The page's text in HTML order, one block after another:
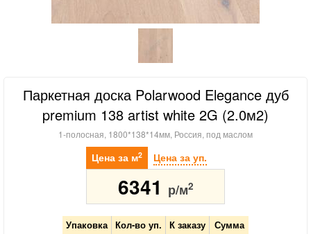
Паркетная доска Polarwood Elegance дуб
premium 138 artist white 2G (2.0м2)
1-полосная, 1800*138*14мм, Россия, под маслом
Цена за м2 Цена за уп.
6341 р/м2
Упаковка Кол-во уп. К заказу
Сумма